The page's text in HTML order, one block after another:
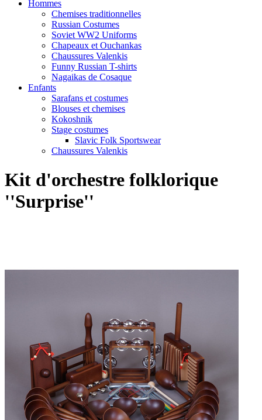
Hommes
Chemises traditionnelles
Russian Costumes
Soviet WW2 Uniforms
Chapeaux et Ouchankas
Chaussures Valenkis
Funny Russian T-shirts
Nagaikas de Cosaque
Enfants
Sarafans et costumes
Blouses et chemises
Kokoshnik
Stage costumes
Slavic Folk Sportswear
Chaussures Valenkis
Kit d'orchestre folklorique
''Surprise''